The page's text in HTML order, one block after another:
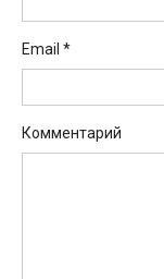
Email *
Комментарий